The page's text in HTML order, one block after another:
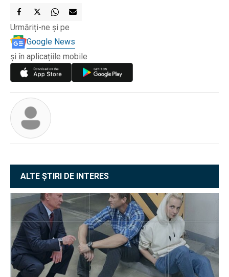
Urmăriți-ne și pe
Google News
și în aplicațiile mobile
ALTE ȘTIRI DE INTERES